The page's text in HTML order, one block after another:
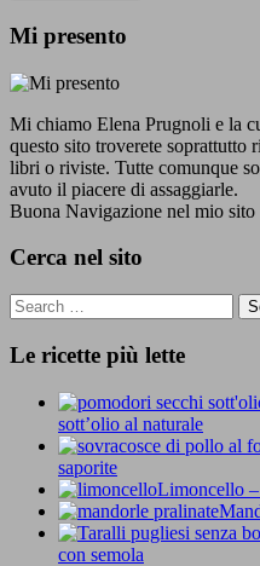
Mi presento
Mi chiamo Elena Prugnoli e la
questo sito troverete soprattutto
libri o riviste. Tutte comunque
avuto il piacere di assaggiarle.
Buona Navigazione nel mio sito
Cerca nel sito
Le ricette più lette
sott’olio al naturale
saporite
Limoncello
con semola